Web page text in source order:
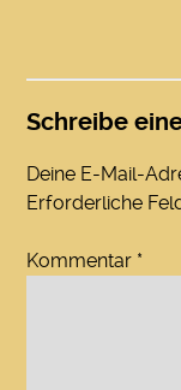
Schreibe
Deine E-Mail-
Erforderliche
Kommentar *